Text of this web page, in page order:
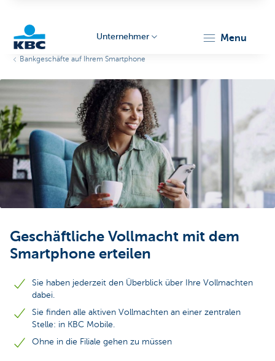
Unternehmer
Unternehmer menu
Bankgeschäfte auf Ihrem Smartphone
Geschäftliche Vollmacht mit dem
Smartphone erteilen
Sie haben jederzeit den Überblick über Ihre Vollmachten
dabei.
Sie finden alle aktiven Vollmachten an einer zentralen
Stelle: in KBC Mobile.
Ohne in die Filiale gehen zu müssen